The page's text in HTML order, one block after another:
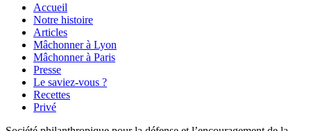
Accueil
Notre histoire
Articles
Mâchonner à Lyon
Mâchonner à Paris
Presse
Le saviez-vous ?
Recettes
Privé